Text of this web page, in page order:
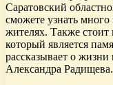
Саратовский
сможете узнать
жителях. Также стоит
который является
рассказывает о жизни
Александра Радищева.